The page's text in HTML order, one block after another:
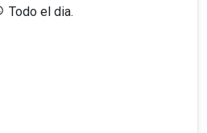
Todo el dia.